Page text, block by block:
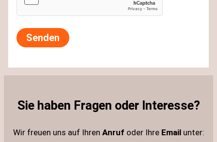
Sie haben Fragen oder Interesse?
Wir freuen uns auf Ihren Anruf oder Ihre Emailunter: